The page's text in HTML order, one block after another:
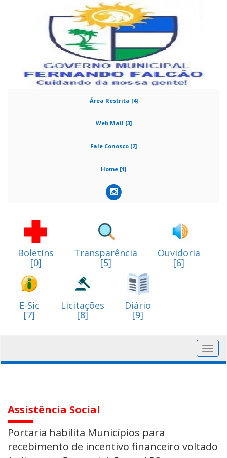
Área Restrita [4]
Web Mail [3]
Fale Conosco [2]
Home [1]
Boletins
[0]
Transparência
[5]
Ouvidoria
[6]
E-Sic
[7]
Licitações
[8]
Diário
[9]
Assistência Social
Portaria habilita Municípios para
recebimento de incentivo financeiro voltado